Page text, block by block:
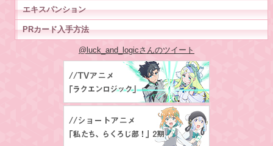
エキスパンション
PRカード入手方法
@luck_and_logicさんのツイート